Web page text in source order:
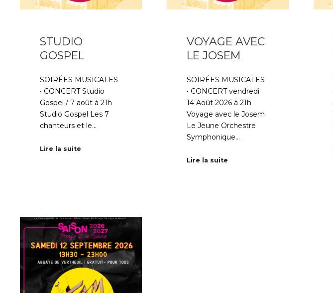
STUDIO
GOSPEL
SOIRÉES MUSICALES
• CONCERT Studio
Gospel / 7 août à 21h
Studio Gospel Les 7
chanteurs et le…
Lire la suite
VOYAGE AVEC
LE JOSEM
SOIRÉES MUSICALES
• CONCERT vendredi
14 Août 2026 à 21h
Voyage avec le Josem
Le Jeune Orchestre
Symphonique…
Lire la suite